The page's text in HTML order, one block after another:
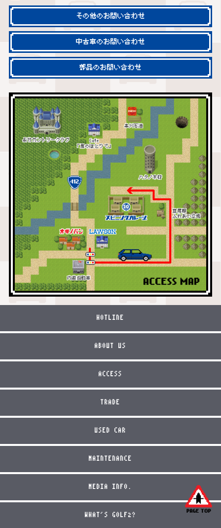
その他のお問い合わせ
中古車のお問い合わせ
部品のお問い合わせ
HOTLINE
ABOUT US
ACCESS
TRADE
USED CAR
MAINTENANCE
MEDIA INFO.
WHAT'S GOLF2?